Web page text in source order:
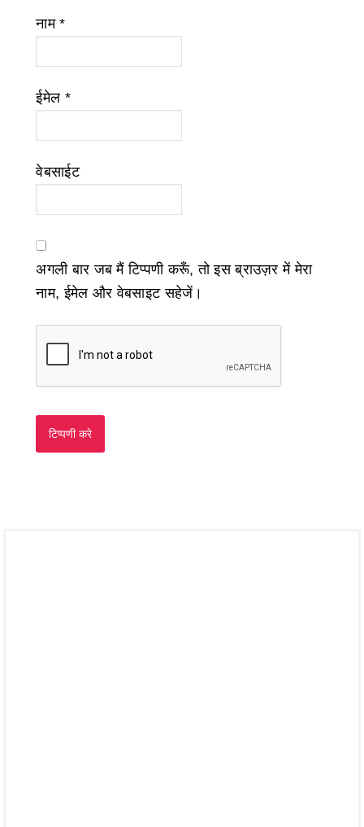
नाम*
ईमेल *
वेबसाईट
अगली बार जब मैं टिप्पणी करूँ, तो इस ब्राउज़र में मेरा
नाम, ईमेल और वेबसाइट सहेजें।